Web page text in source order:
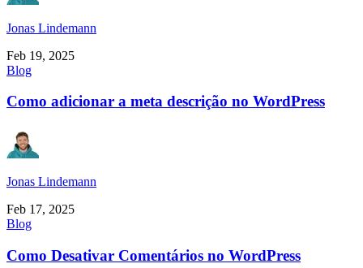
Jonas Lindemann
Feb 19, 2025
Blog
Como adicionar a meta descrição no WordPress
Jonas Lindemann
Feb 17, 2025
Blog
Como Desativar Comentários no WordPress